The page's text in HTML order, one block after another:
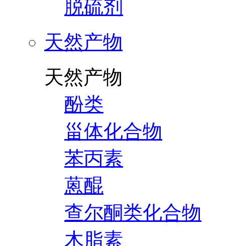
脱硫剂
天然产物
天然产物
酚类
甾体化合物
苯丙素
蒽醌
查尔酮类化合物
木脂素